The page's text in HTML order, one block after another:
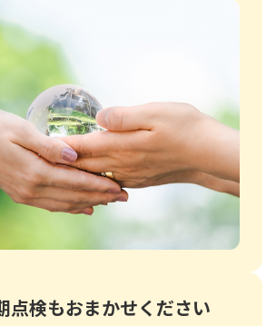
点検もおまかせください